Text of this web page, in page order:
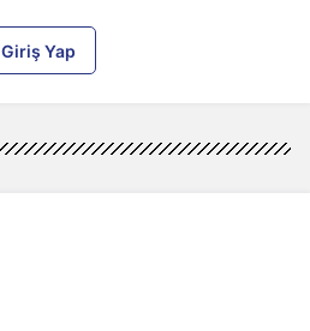
Giriş Yap